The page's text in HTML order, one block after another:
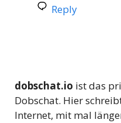
Reply
dobschat.io ist das
Dobschat. Hier
Internet, mit mal